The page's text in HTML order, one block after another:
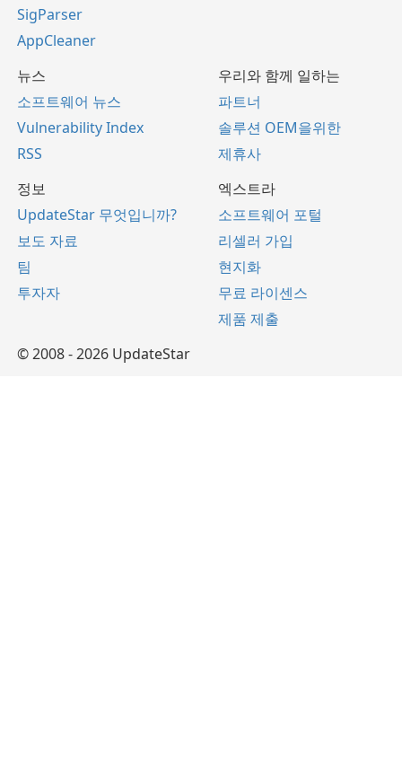
SigParser
AppCleaner
뉴스
소프트웨어 뉴스
Vulnerability Index
RSS
우리와 함께 일하는
파트너
솔루션 OEM을위한
제휴사
정보
UpdateStar 무엇입니까?
보도 자료
팀
투자자
엑스트라
소프트웨어 포털
리셀러 가입
현지화
무료 라이센스
제품 제출
© 2008 - 2026 UpdateStar